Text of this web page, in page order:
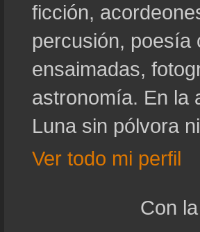
ficción,
percusión, poesía
ensaimadas,
astronomía. En la
Luna sin pólvora
Ver todo mi perfil
Con